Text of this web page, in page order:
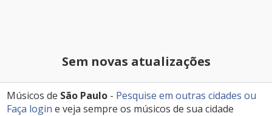
Sem novas atualizações
Músicos de São Paulo - Pesquise em outras cidades ou
Faça login e veja sempre os músicos de sua cidade